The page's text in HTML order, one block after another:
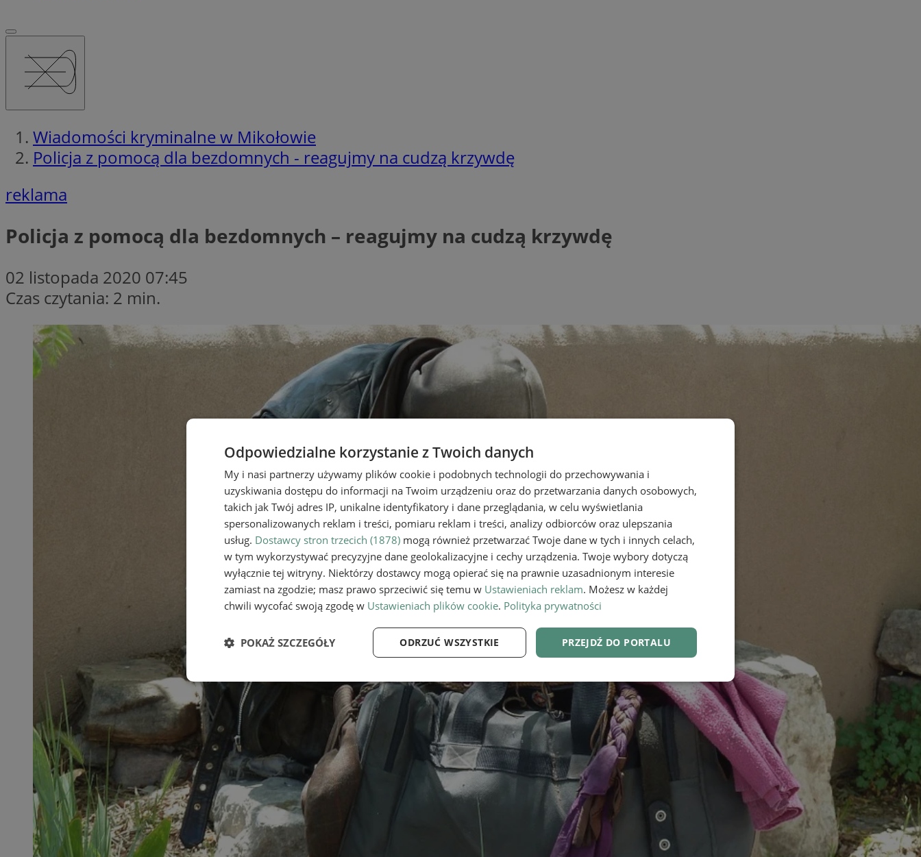
Wiadomości kryminalne w Mikołowie
Policja z pomocą dla bezdomnych - reagujmy na cudzą krzywdę
reklama
Policja z pomocą dla bezdomnych – reagujmy na cudzą krzywdę
02 listopada 2020 07:45
Czas czytania: 2 min.
Odpowiedzialne korzystanie z Twoich danych
My i nasi partnerzy używamy plików cookie i podobnych technologii do przechowywania i
uzyskiwania dostępu do informacji na Twoim urządzeniu oraz do przetwarzania danych osobowych,
takich jak Twój adres IP, unikalne identyfikatory i dane przeglądania, w celu wyświetlania
spersonalizowanych reklam i treści, pomiaru reklam i treści, analizy odbiorców oraz ulepszania
usług. Dostawcy stron trzecich (1878) mogą również przetwarzać Twoje dane w tych i innych celach,
w tym wykorzystywać precyzyjne dane geolokalizacyjne i cechy urządzenia. Twoje wybory dotyczą
wyłącznie tej witryny. Niektórzy dostawcy mogą opierać się na prawnie uzasadnionym interesie
zamiast na zgodzie; masz prawo sprzeciwić się temu w Ustawieniach reklam. Możesz w każdej
chwili wycofać swoją zgodę w Ustawieniach plików cookie. Polityka prywatności
PRZEJDŹ DO PORTALU
ODRZUĆ WSZYSTKIE
POKAŻ SZCZEGÓŁY
Niezbędne Wydajność Targetowanie Funkcjonalność
Niezbędne Targetowanie Funkcjonalność
Niezbędne pliki cookie umożliwiają korzystanie z podstawowych funkcji strony internetowej, takich jak logowanie użytkownika i
zarządzanie kontem. Bez niezbędnych plików cookie nie można prawidłowo korzystać ze strony internetowej.
Nazwa